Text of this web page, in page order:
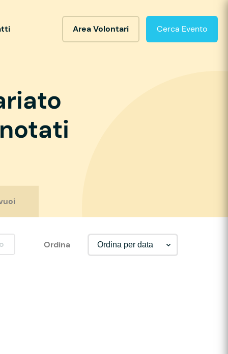
Area Volontari Cerca Evento
Ordina